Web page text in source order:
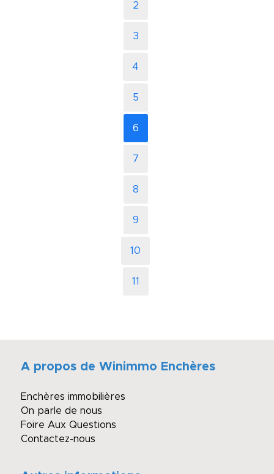
2
3
4
5
6
7
8
9
10
11
A propos de Winimmo Enchères
Enchères immobilières
On parle de nous
Foire Aux Questions
Contactez-nous